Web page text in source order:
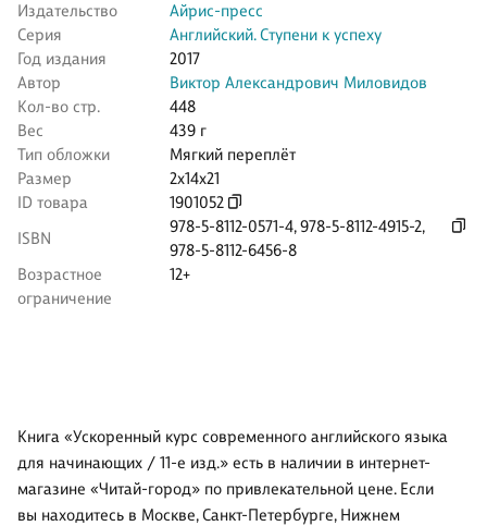
Издательство
Айрис-пресс
Серия
Английский. Ступени к успеху
Год издания
2017
Автор
Виктор Александрович Миловидов
Кол-во стр.
448
Вес
439 г
Тип обложки
Мягкий переплёт
Размер
2x14x21
ID товара
1901052
ISBN
978-5-8112-0571-4,978-5-8112-4915-2,
978-5-8112-6456-8
Возрастное
ограничение
12+
Книга «Ускоренный курс современного английского языка
для начинающих / 11-е изд.» есть в наличии в интернет-
магазине «Читай-город» по привлекательной цене. Если
вы находитесь в Москве, Санкт-Петербурге, Нижнем